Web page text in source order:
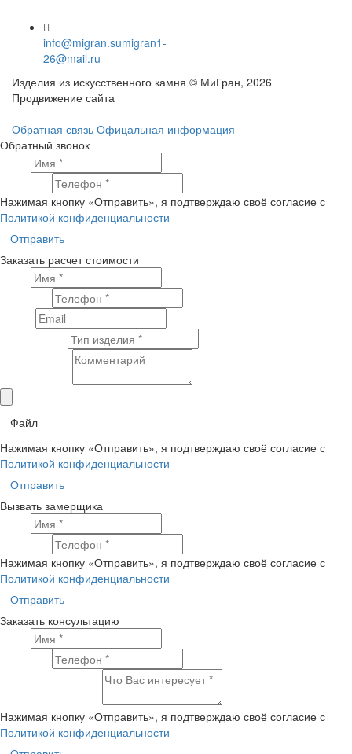
info@migran.sumigran1-
26@mail.ru
Изделия из искусственного камня © МиГран, 2026
Продвижение сайта
Обратная связь Офицальная информация
Обратный звонок
Нажимая кнопку «Отправить», я подтверждаю своё согласие с
Политикой конфиденциальности
Отправить
Заказать расчет стоимости
Файл
Нажимая кнопку «Отправить», я подтверждаю своё согласие с
Политикой конфиденциальности
Отправить
Вызвать замерщика
Нажимая кнопку «Отправить», я подтверждаю своё согласие с
Политикой конфиденциальности
Отправить
Заказать консультацию
Нажимая кнопку «Отправить», я подтверждаю своё согласие с
Политикой конфиденциальности